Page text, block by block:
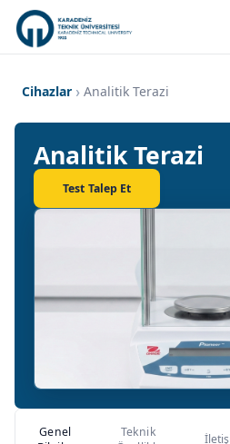
Cihazlar Analitik Terazi
Analitik Terazi
Test Talep Et
Genel
Teknik